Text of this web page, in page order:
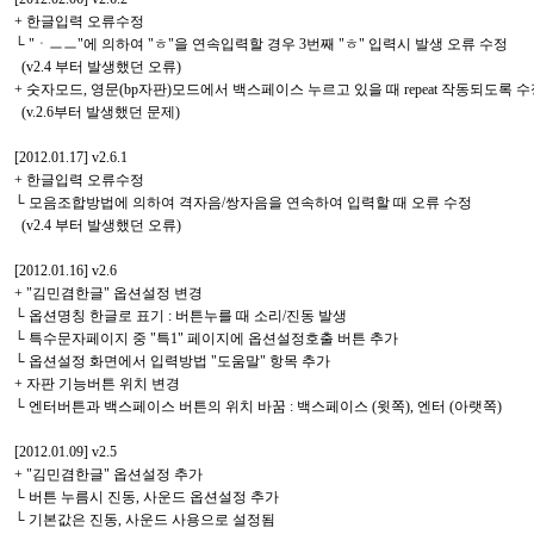
+ 한글입력 오류수정
└ "ㆍㅡㅡ"에 의하여 "ㅎ"을 연속입력할 경우 3번째 "ㅎ" 입력시 발생 오류 수정
(v2.4 부터 발생했던 오류)
+ 숫자모드, 영문(bp자판)모드에서 백스페이스 누르고 있을 때 repeat 작동되도록 수
(v.2.6부터 발생했던 문제)
[2012.01.17] v2.6.1
+ 한글입력 오류수정
└ 모음조합방법에 의하여 격자음/쌍자음을 연속하여 입력할 때 오류 수정
(v2.4 부터 발생했던 오류)
[2012.01.16] v2.6
+ "김민겸한글" 옵션설정 변경
└ 옵션명칭 한글로 표기 : 버튼누를 때 소리/진동 발생
└ 특수문자페이지 중 "특1" 페이지에 옵션설정호출 버튼 추가
└ 옵션설정 화면에서 입력방법 "도움말" 항목 추가
+ 자판 기능버튼 위치 변경
└ 엔터버튼과 백스페이스 버튼의 위치 바꿈 : 백스페이스 (윗쪽), 엔터 (아랫쪽)
[2012.01.09] v2.5
+ "김민겸한글" 옵션설정 추가
└ 버튼 누름시 진동, 사운드 옵션설정 추가
└ 기본값은 진동, 사운드 사용으로 설정됨